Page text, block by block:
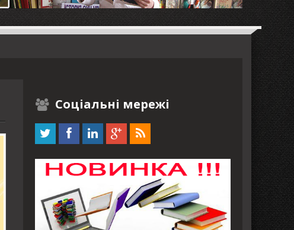
Соціальні мережі